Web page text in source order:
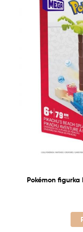
Pokémon figurka